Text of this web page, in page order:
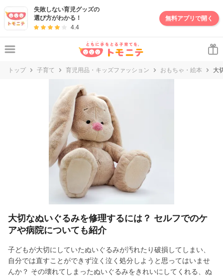
失敗しない育児グッズの
選び方がわかる！
4.4
無料アプリで開く
トップ 子育て 育児用品・キッズファッション おもちゃ・絵本 大
大切なぬいぐるみを修理するには？ セルフでのケ
アや病院についても紹介
子どもが大切にしていたぬいぐるみが汚れたり破損してしまい、
自分では直すことができず泣く泣く処分しようと思ってはいませ
んか？ その壊れてしまったぬいぐるみをきれいにしてくれる、ぬ
妊娠・出産・子育て情報サイト | トモニテ